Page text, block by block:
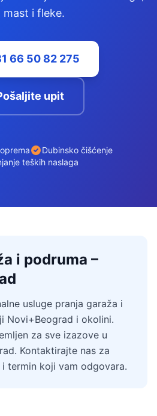
mast i fleke.
66 50 82 275
upit
Dubinsko čišćenje
teških naslaga
i podruma –
usluge pranja garaža i
Novi+Beograd i okolini.
za sve izazove u
Kontaktirajte nas za
termin koji vam odgovara.